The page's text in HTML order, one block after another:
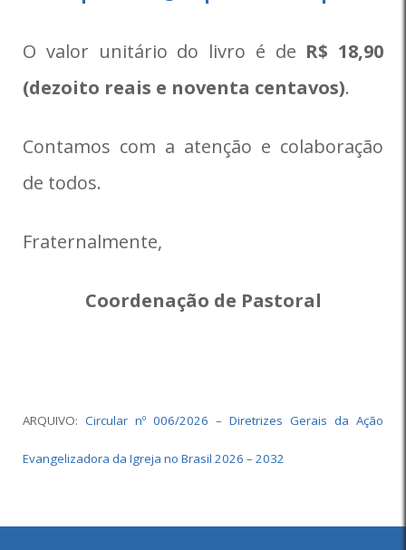
O valor unitário do livro é de R$ 18,90
(dezoito reais e noventa centavos).
Contamos com a atenção e colaboração
de todos.
Fraternalmente,
Coordenação de Pastoral
ARQUIVO: Circular nº 006/2026 – Diretrizes Gerais da Ação
Evangelizadora da Igreja no Brasil 2026 – 2032